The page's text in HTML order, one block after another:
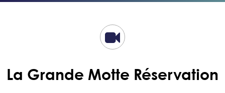
La Grande Motte Réservation